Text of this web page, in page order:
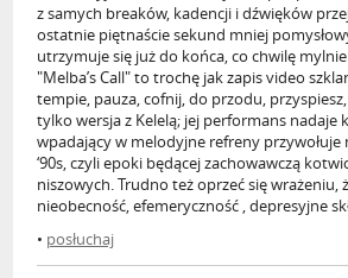
z samych breaków, kadencji i dźwięków
ostatnie piętnaście sekund mniej
utrzymuje się już do końca, co chwilę
"Melba’s Call" to trochę jak zapis video
tempie, pauza, cofnij, do przodu,
tylko wersja z Kelelą; jej performans nadaje
wpadający w melodyjne refreny
‘90s, czyli epoki będącej zachowawczą
niszowych. Trudno też oprzeć się wrażeniu,
nieobecność, efemeryczność , depresyjne
• posłuchaj